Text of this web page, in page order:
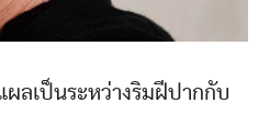
ลเป็นระหว่างริมฝีปากกับ